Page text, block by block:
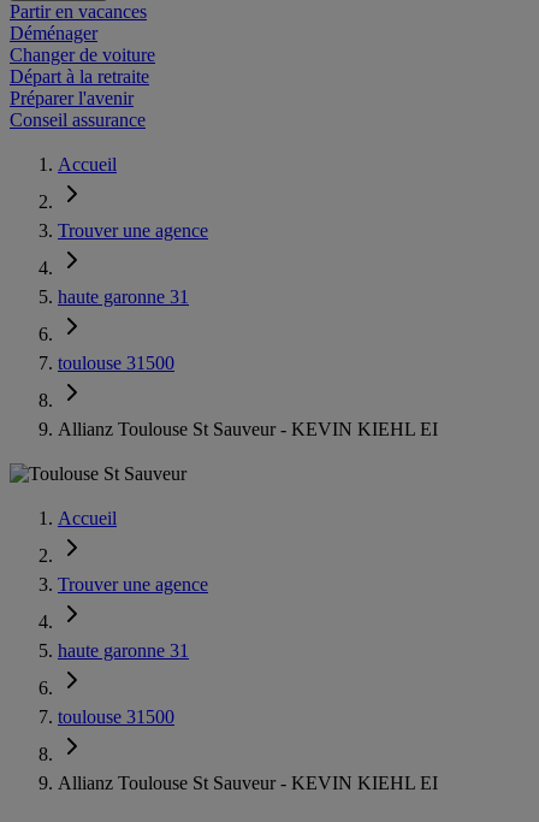
Partir en vacances
Déménager
Changer de voiture
Départ à la retraite
Préparer l'avenir
Conseil assurance
Accueil
Trouver une agence
haute garonne 31
toulouse 31500
Allianz Toulouse St Sauveur - KEVIN KIEHL EI
Accueil
Trouver une agence
haute garonne 31
toulouse 31500
Allianz Toulouse St Sauveur - KEVIN KIEHL EI